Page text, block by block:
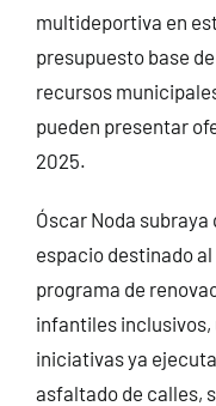
multideportiva en
presupuesto base
recursos
pueden presentar
2025.
Óscar Noda
espacio destinado
programa de
infantiles
iniciativas ya
asfaltado de calles,